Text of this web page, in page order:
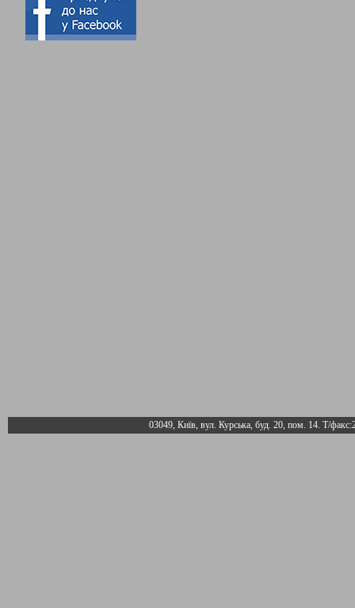
03049, Київ, вул. Курська, буд. 20, пом. 14. Т/